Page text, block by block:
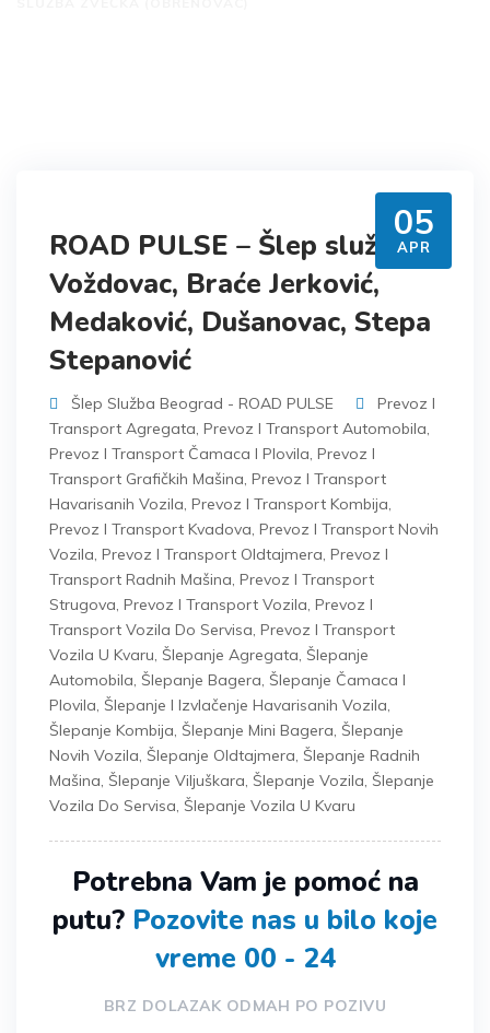
05
APR
ROAD PULSE – Šlep služba
Voždovac, Braće Jerković,
Medaković, Dušanovac, Stepa
Stepanović
Šlep Služba Beograd - ROAD PULSE
Prevoz I
Transport Agregata, Prevoz I Transport Automobila,
Prevoz I Transport Čamaca I Plovila, Prevoz I
Transport Grafičkih Mašina, Prevoz I Transport
Havarisanih Vozila, Prevoz I Transport Kombija,
Prevoz I Transport Kvadova, Prevoz I Transport Novih
Vozila, Prevoz I Transport Oldtajmera, Prevoz I
Transport Radnih Mašina, Prevoz I Transport
Strugova, Prevoz I Transport Vozila, Prevoz I
Transport Vozila Do Servisa, Prevoz I Transport
Vozila U Kvaru, Šlepanje Agregata, Šlepanje
Automobila, Šlepanje Bagera, Šlepanje Čamaca I
Plovila, Šlepanje I Izvlačenje Havarisanih Vozila,
Šlepanje Kombija, Šlepanje Mini Bagera, Šlepanje
Novih Vozila, Šlepanje Oldtajmera, Šlepanje Radnih
Mašina, Šlepanje Viljuškara, Šlepanje Vozila, Šlepanje
Vozila Do Servisa, Šlepanje Vozila U Kvaru
Potrebna Vam je pomoć na
putu? Pozovite nas u bilo koje
vreme 00 - 24
BRZ DOLAZAK ODMAH PO POZIVU